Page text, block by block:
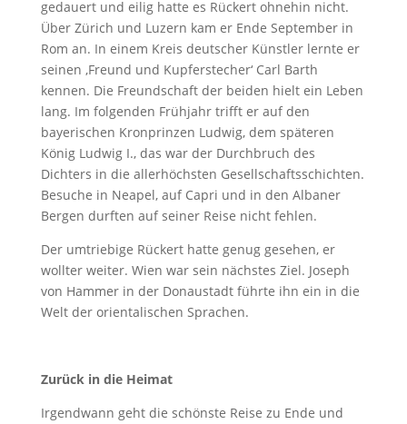
gedauert und eilig hatte es Rückert ohnehin nicht.
Über Zürich und Luzern kam er Ende September in
Rom an. In einem Kreis deutscher Künstler lernte er
seinen ‚Freund und Kupferstecher‘ Carl Barth
kennen. Die Freundschaft der beiden hielt ein Leben
lang. Im folgenden Frühjahr trifft er auf den
bayerischen Kronprinzen Ludwig, dem späteren
König Ludwig I., das war der Durchbruch des
Dichters in die allerhöchsten Gesellschaftsschichten.
Besuche in Neapel, auf Capri und in den Albaner
Bergen durften auf seiner Reise nicht fehlen.
Der umtriebige Rückert hatte genug gesehen, er
wollter weiter. Wien war sein nächstes Ziel. Joseph
von Hammer in der Donaustadt führte ihn ein in die
Welt der orientalischen Sprachen.
Zurück in die Heimat
Irgendwann geht die schönste Reise zu Ende und